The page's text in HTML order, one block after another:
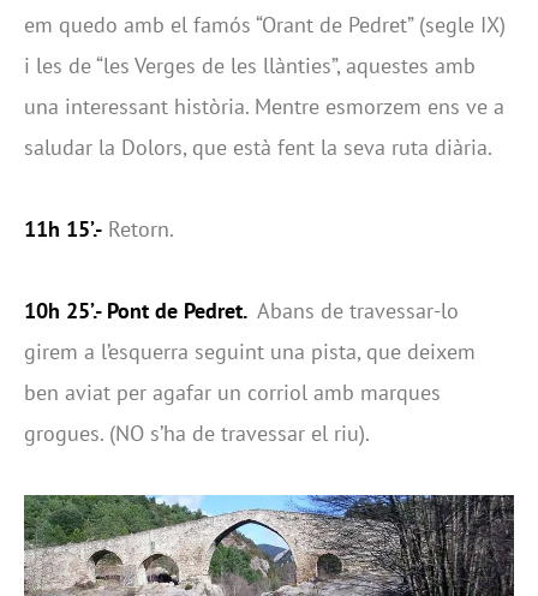
em quedo amb el famós “Orant de Pedret” (segle IX)
i les de “les Verges de les llànties”, aquestes amb
una interessant història. Mentre esmorzem ens ve a
saludar la Dolors, que està fent la seva ruta diària.
11h 15’.- Retorn.
10h 25’.- Pont de Pedret. Abans de travessar-lo
girem a l’esquerra seguint una pista, que deixem
ben aviat per agafar un corriol amb marques
grogues. (NO s’ha de travessar el riu).